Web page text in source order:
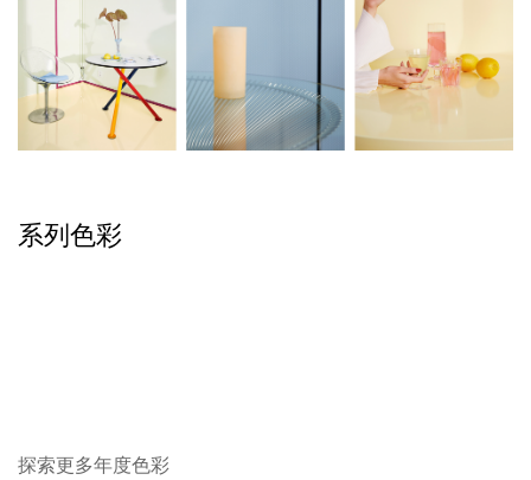
系列色彩
探索更多年度色彩